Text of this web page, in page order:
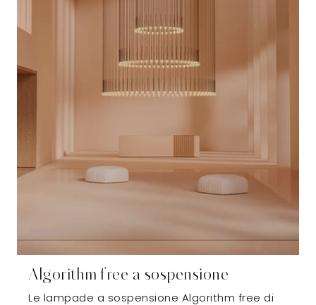
Algorithm free a sospensione
Le lampade a sospensione Algorithm free di